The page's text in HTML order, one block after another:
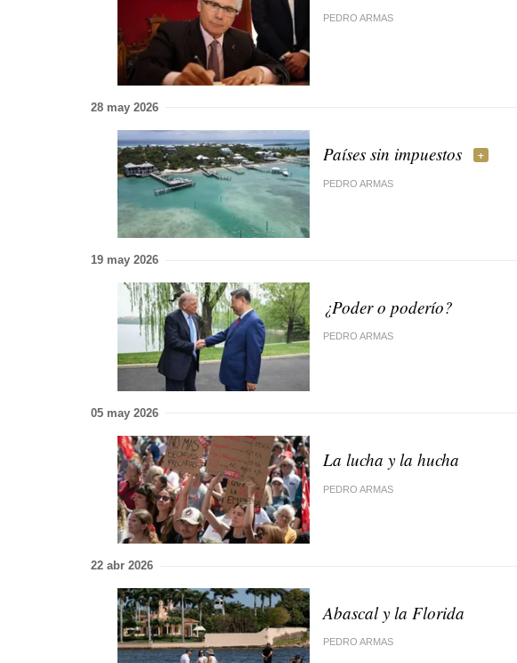
PEDRO ARMAS
28 may 2026
Países sin impuestos
PEDRO ARMAS
19 may 2026
¿Poder o poderío?
PEDRO ARMAS
05 may 2026
La lucha y la hucha
PEDRO ARMAS
22 abr 2026
Abascal y la Florida
PEDRO ARMAS